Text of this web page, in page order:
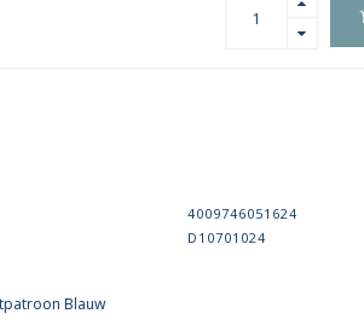
4009746051624
D10701024
Blauw